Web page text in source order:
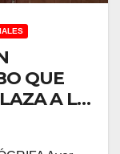
QUE
A LA
FE